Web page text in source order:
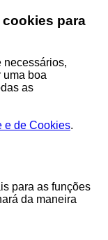
para
necessários,
uma boa
as
e de Cookies.
para as funções
da maneira